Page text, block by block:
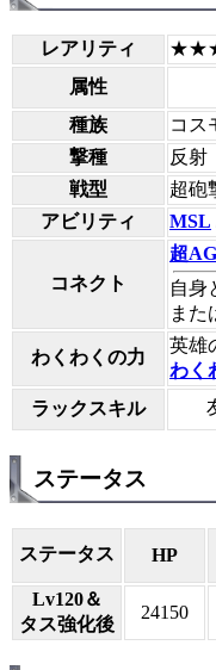
レアリティ
属性
種族
コス
撃種
反射
戦型
超砲
アビリティ
MSL
コネクト
超
自身
また
わくわくの力
英雄
わく
ラックスキル
ステータス
ステータス HP
Lv120＆
タス強化後
24150